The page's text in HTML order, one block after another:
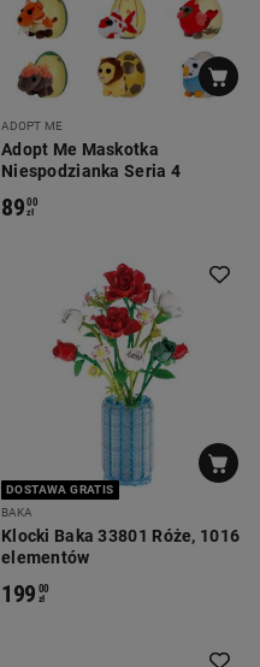
ADOPT ME
Adopt Me Maskotka
Niespodzianka Seria 4
8900
zł
DOSTAWA GRATIS
BAKA
Klocki Baka 33801 Róże, 1016
elementów
199 00
zł